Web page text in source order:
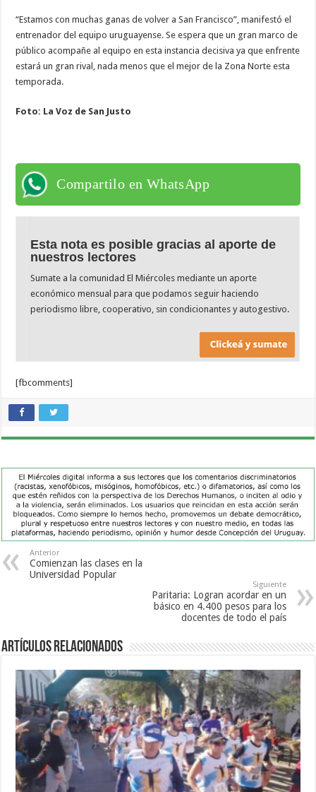
“Estamos con muchas ganas de volver a San Francisco”, manifestó el
entrenador del equipo uruguayense. Se espera que un gran marco de
público acompañe al equipo en esta instancia decisiva ya que enfrente
estará un gran rival, nada menos que el mejor de la Zona Norte esta
temporada.
Foto: La Voz de San Justo
Compartilo en WhatsApp
Esta nota es posible gracias al aporte de
nuestros lectores
Sumate a la comunidad El Miércoles mediante un aporte
económico mensual para que podamos seguir haciendo
periodismo libre, cooperativo, sin condicionantes y autogestivo.
[fbcomments]
Anterior
Comienzan las clases en la
Universidad Popular
Siguiente
Paritaria: Logran acordar en un
básico en 4.400 pesos para los
docentes de todo el país
Artículos Relacionados